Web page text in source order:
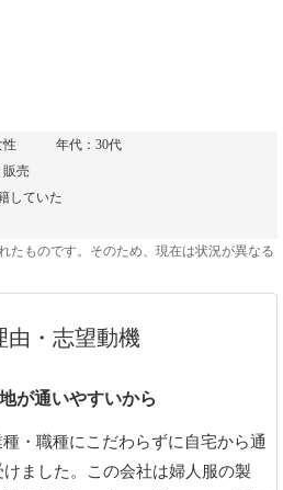
性
年代：30代
販売
していた
たものです。そのため、現在は状況が異なる
由・志望動機
が通いやすいから
・職種にこだわらずに自宅から通
ました。この会社は婦人服の製